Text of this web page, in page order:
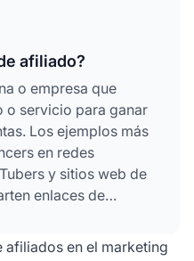
afiliado?
o empresa que
o servicio para ganar
Los ejemplos más
en redes
y sitios web de
enlaces de
en el marketing